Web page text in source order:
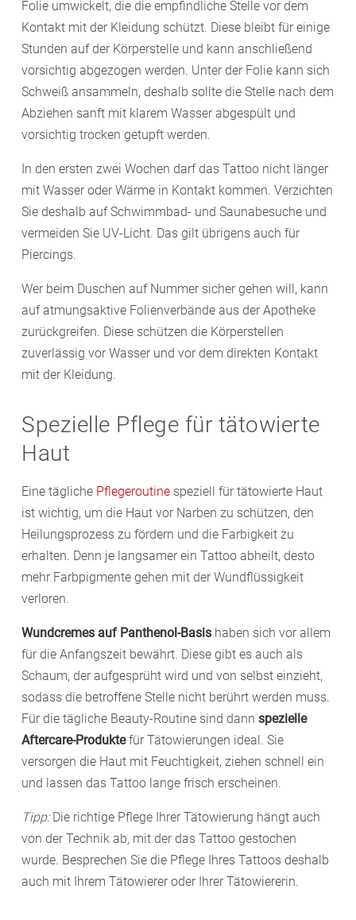
Folie umwickelt, die die empfindliche Stelle vor dem
Kontakt mit der Kleidung schützt. Diese bleibt für einige
Stunden auf der Körperstelle und kann anschließend
vorsichtig abgezogen werden. Unter der Folie kann sich
Schweiß ansammeln, deshalb sollte die Stelle nach dem
Abziehen sanft mit klarem Wasser abgespült und
vorsichtig trocken getupft werden.
In den ersten zwei Wochen darf das Tattoo nicht länger
mit Wasser oder Wärme in Kontakt kommen. Verzichten
Sie deshalb auf Schwimmbad- und Saunabesuche und
vermeiden Sie UV-Licht. Das gilt übrigens auch für
Piercings.
Wer beim Duschen auf Nummer sicher gehen will, kann
auf atmungsaktive Folienverbände aus der Apotheke
zurückgreifen. Diese schützen die Körperstellen
zuverlässig vor Wasser und vor dem direkten Kontakt
mit der Kleidung.
Spezielle Pflege für tätowierte
Haut
Eine tägliche Pflegeroutine speziell für tätowierte Haut
ist wichtig, um die Haut vor Narben zu schützen, den
Heilungsprozess zu fördern und die Farbigkeit zu
erhalten. Denn je langsamer ein Tattoo abheilt, desto
mehr Farbpigmente gehen mit der Wundflüssigkeit
verloren.
Wundcremes auf Panthenol-Basis haben sich vor allem
für die Anfangszeit bewährt. Diese gibt es auch als
Schaum, der aufgesprüht wird und von selbst einzieht,
sodass die betroffene Stelle nicht berührt werden muss.
Für die tägliche Beauty-Routine sind dann spezielle
Aftercare-Produktefür Tätowierungen ideal. Sie
versorgen die Haut mit Feuchtigkeit, ziehen schnell ein
und lassen das Tattoo lange frisch erscheinen.
Tipp: Die richtige Pflege Ihrer Tätowierung hängt auch
von der Technik ab, mit der das Tattoo gestochen
wurde. Besprechen Sie die Pflege Ihres Tattoos deshalb
auch mit Ihrem Tätowierer oder Ihrer Tätowiererin.